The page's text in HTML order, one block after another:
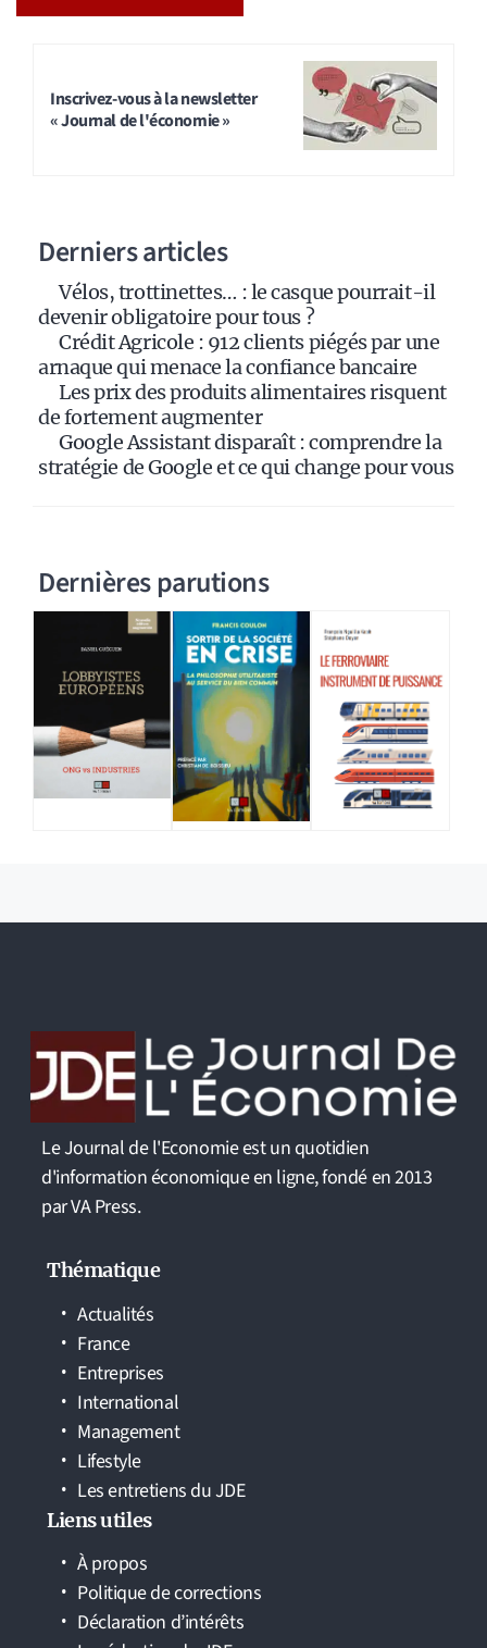
Inscrivez-vous à la newsletter
« Journal de l'économie »
Derniers articles
Vélos, trottinettes… : le casque pourrait-il
devenir obligatoire pour tous ?
Crédit Agricole : 912 clients piégés par une
arnaque qui menace la confiance bancaire
Les prix des produits alimentaires risquent
de fortement augmenter
Google Assistant disparaît : comprendre la
stratégie de Google et ce qui change pour vous
Dernières parutions
Le Journal de l'Economie est un quotidien
d'information économique en ligne, fondé en 2013
par VA Press.
Thématique
Actualités
France
Entreprises
International
Management
Lifestyle
Les entretiens du JDE
Liens utiles
À propos
Politique de corrections
Déclaration d’intérêts